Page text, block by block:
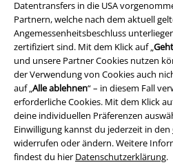
Datentransfers in die USA
Partnern, welche nach dem aktuell
Angemessenheitsbeschluss
zertifiziert sind. Mit dem Klick auf „
und unsere Partner Cookies nutzen
der Verwendung von Cookies auch
auf „Alle ablehnen“ – in diesem Fall
erforderliche Cookies. Mit dem Klick
deine individuellen Präferenzen
Einwilligung kannst du jederzeit in den
widerrufen oder ändern. Weitere
findest du hier Datenschutzerklärung.
Rechtliches
AGB
Impressum
Datenschutz
Entsorgung und Umweltschutz